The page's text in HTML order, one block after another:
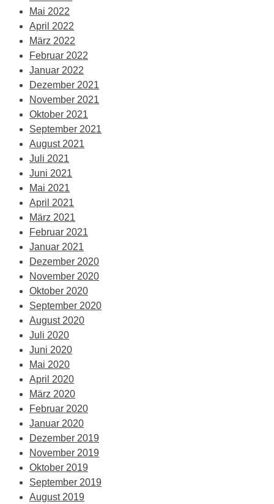
Mai 2022
April 2022
März 2022
Februar 2022
Januar 2022
Dezember 2021
November 2021
Oktober 2021
September 2021
August 2021
Juli 2021
Juni 2021
Mai 2021
April 2021
März 2021
Februar 2021
Januar 2021
Dezember 2020
November 2020
Oktober 2020
September 2020
August 2020
Juli 2020
Juni 2020
Mai 2020
April 2020
März 2020
Februar 2020
Januar 2020
Dezember 2019
November 2019
Oktober 2019
September 2019
August 2019